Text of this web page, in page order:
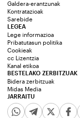
Galdera-erantzunak
Kontratazioak
Sarebide
JARRAITU
LEGEA
Lege informazioa
Pribatutasun politika
Cookieak
cc Lizentzia
Kanal etikoa
BESTELAKO ZERBITZUAK
Bidera zerbitzuak
Midas Media